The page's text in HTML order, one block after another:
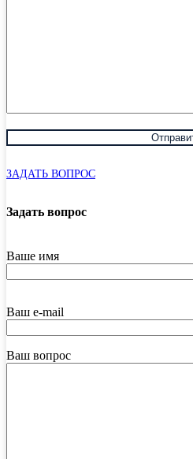
ЗАДАТЬ ВОПРОС
Задать вопрос
Ваше имя
Ваш e-mail
Ваш вопрос